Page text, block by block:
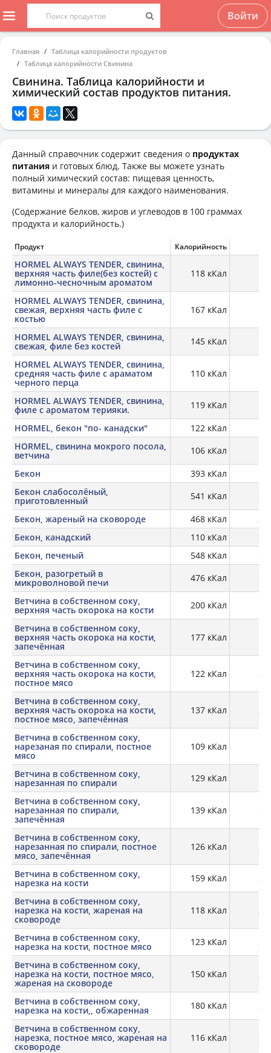
Войти
Главная
Таблица калорийности продуктов
Таблица калорийности Свинина
Свинина. Таблица калорийности и
химический состав продуктов питания.
Данный справочник содержит сведения о продуктах
питания и готовых блюд. Также вы можете узнать
полный химический состав: пищевая ценность,
витамины и минералы для каждого наименования.
(Содержание белков, жиров и углеводов в 100 граммах
продукта и калорийность.)
Продукт Калорийность
HORMEL ALWAYS TENDER, свинина,
верхняя часть филе(без костей) с
лимонно-чесночным ароматом
118 кКал
HORMEL ALWAYS TENDER, свинина,
свежая, верхняя часть филе с
костью
167 кКал
HORMEL ALWAYS TENDER, свинина,
свежая, филе без костей 145 кКал
HORMEL ALWAYS TENDER, свинина,
средняя часть филе с араматом
черного перца
110 кКал
HORMEL ALWAYS TENDER, свинина,
филе с ароматом терияки. 119 кКал
HORMEL, бекон "по- канадски"
122 кКал
HORMEL, свинина мокрого посола,
ветчина 106 кКал
Бекон
393 кКал
Бекон слабосолёный,
приготовленный 541 кКал
Бекон, жареный на сковороде
468 кКал
Бекон, канадский
110 кКал
Бекон, печеный
548 кКал
Бекон, разогретый в
микроволновой печи 476 кКал
Ветчина в собственном соку,
верхняя часть окорока на кости 200 кКал
Ветчина в собственном соку,
верхняя часть окорока на кости,
запечённая
177 кКал
Ветчина в собственном соку,
верхняя часть окорока на кости,
постное мясо
122 кКал
Ветчина в собственном соку,
верхняя часть окорока на кости,
постное мясо, запечённая
137 кКал
Ветчина в собственном соку,
нарезаная по спирали, постное
мясо
109 кКал
Ветчина в собственном соку,
нарезанная по спирали 129 кКал
Ветчина в собственном соку,
нарезанная по спирали,
запечённая
139 кКал
Ветчина в собственном соку,
нарезанная по спирали, постное
мясо, запечённая
126 кКал
Ветчина в собственном соку,
нарезка на кости 159 кКал
Ветчина в собственном соку,
нарезка на кости, жареная на
сковороде
118 кКал
Ветчина в собственном соку,
нарезка на кости, постное мясо 123 кКал
Ветчина в собственном соку,
нарезка на кости, постное мясо,
жареная на сковороде
150 кКал
Ветчина в собственном соку,
нарезка на кости,, обжаренная 180 кКал
Ветчина в собственном соку,
нарезка, постное мясо, жареная на
сковороде
116 кКал